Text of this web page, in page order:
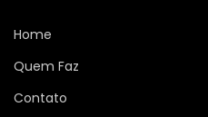
Home
Quem Faz
Contato